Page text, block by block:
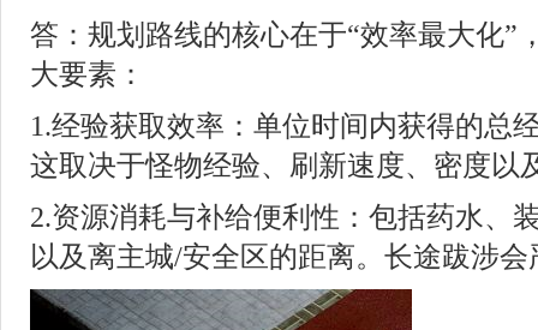
答：规划路线的核心在于“效率最大化”
大要素：
1.经验获取效率：单位时间内获得的总
这取决于怪物经验、刷新速度、密度以
2.资源消耗与补给便利性：包括药水、
以及离主城/安全区的距离。长途跋涉